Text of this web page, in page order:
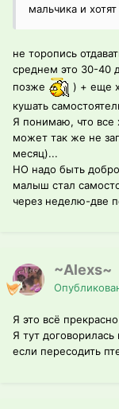
мальчика и
не торопись
среднем это 30-40
позже
) + еще
кушать
Я понимаю, что все
может так же не
месяц)...
НО надо быть
малыш стал
через неделю-две
~Alexs~
Я это всё
Я тут
если пересодить